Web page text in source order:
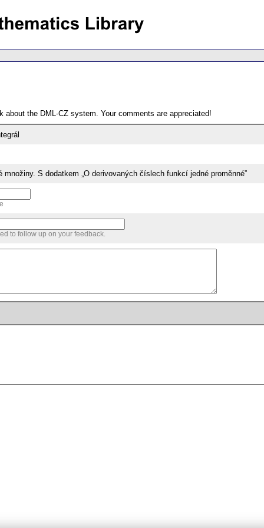
the DML-CZ system. Your comments are appreciated!
množiny. S dodatkem „O derivovaných číslech funkcí jedné proměnné”
to follow up on your feedback.